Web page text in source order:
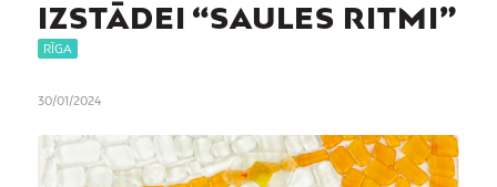
IZSTĀDEI “SAULES RITMI”
RĪGA
30/01/2024